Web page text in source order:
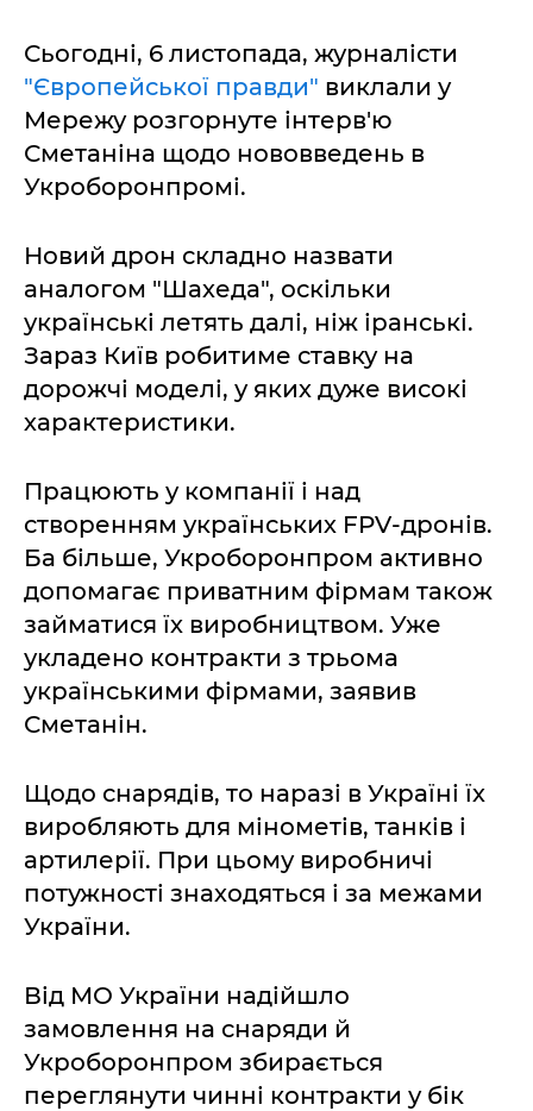
Сьогодні, 6 листопада, журналісти
"Європейської правди" виклали у
Мережу розгорнуте інтерв'ю
Сметаніна щодо нововведень в
Укроборонпромі.
Новий дрон складно назвати
аналогом "Шахеда", оскільки
українські летять далі, ніж іранські.
Зараз Київ робитиме ставку на
дорожчі моделі, у яких дуже високі
характеристики.
Працюють у компанії і над
створенням українських FPV-дронів.
Ба більше, Укроборонпром активно
допомагає приватним фірмам також
займатися їх виробництвом. Уже
укладено контракти з трьома
українськими фірмами, заявив
Сметанін.
Щодо снарядів, то наразі в Україні їх
виробляють для мінометів, танків і
артилерії. При цьому виробничі
потужності знаходяться і за межами
України.
Від МО України надійшло
замовлення на снаряди й
Укроборонпром збирається
переглянути чинні контракти у бік